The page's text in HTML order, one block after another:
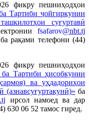
фикру пешниҳодҳои
Тартиби ҷойгиркунии
суғуртавӣ
fsafarov@nbt.tj
рақами телефони (44)
фикру пешниҳодҳои
Тартиби ҳисобкунии
ва уҳдадориҳои
(азнавсуғуртакунӣ)» ба
ирсол намоед ва дар
630 06 52 тамос гиред.